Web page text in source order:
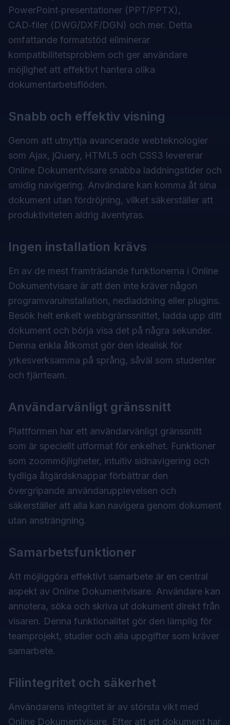
PowerPoint‑presentationer (PPT/PPTX),
CAD‑filer (DWG/DXF/DGN) och mer. Detta
omfattande formatstöd eliminerar
kompatibilitetsproblem och ger användare
möjlighet att effektivt hantera olika
dokumentarbetsflöden.
Snabb och effektiv visning
Genom att utnyttja avancerade webteknologier
som Ajax, jQuery, HTML5 och CSS3 levererar
Online Dokumentvisare snabba laddningstider och
smidig navigering. Användare kan komma åt sina
dokument utan fördröjning, vilket säkerställer att
produktiviteten aldrig äventyras.
Ingen installation krävs
En av de mest framträdande funktionerna i Online
Dokumentvisare är att den inte kräver någon
programvaruinstallation, nedladdning eller plugins.
Besök helt enkelt webbgränssnittet, ladda upp ditt
dokument och börja visa det på några sekunder.
Denna enkla åtkomst gör den idealisk för
yrkesverksamma på språng, såväl som studenter
och fjärrteam.
Användarvänligt gränssnitt
Plattformen har ett användarvänligt gränssnitt
som är speciellt utformat för enkelhet. Funktioner
som zoommöjligheter, intuitiv sidnavigering och
tydliga åtgärdsknappar förbättrar den
övergripande användarupplevelsen och
säkerställer att alla kan navigera genom dokument
utan ansträngning.
Samarbetsfunktioner
Att möjliggöra effektivt samarbete är en central
aspekt av Online Dokumentvisare. Användare kan
annotera, söka och skriva ut dokument direkt från
visaren. Denna funktionalitet gör den lämplig för
teamprojekt, studier och alla uppgifter som kräver
samarbete.
Filintegritet och säkerhet
Användarens integritet är av största vikt med
Online Dokumentvisare. Efter att ett dokument har